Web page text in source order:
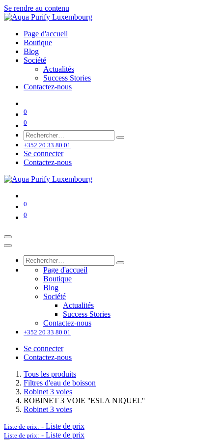
Se rendre au contenu
Page d'accueil
Boutique
Blog
Société
Actualités
Success Stories
Contactez-nous
0
0
+352 20 33 80 01
Se connecter
Contactez-nous
0
0
Page d'accueil
Boutique
Blog
Société
Actualités
Success Stories
Contactez-nous
+352 20 33 80 01
Se connecter
Contactez-nous
Tous les produits
Filtres d'eau de boisson
Robinet 3 voies
ROBINET 3 VOIE ''ESLA NIQUEL''
Robinet 3 voies
Liste de prix: - Liste de prix
Liste de prix: - Liste de prix